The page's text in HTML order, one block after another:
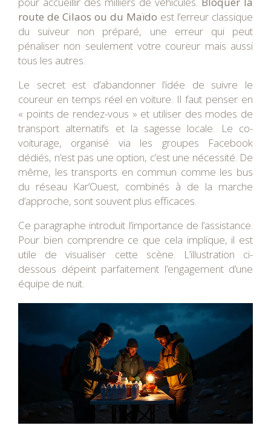
route de Cilaos ou du Maïdo est l’erreur classique
du suiveur non préparé, une erreur qui peut
pénaliser non seulement votre coureur mais aussi
tous les autres.
Le secret est d’abandonner l’idée de suivre le
coureur en temps réel en voiture. Il faut penser en
« points de rendez-vous » et utiliser des modes de
transport alternatifs et la sagesse locale. Le co-
voiturage, organisé via les groupes Facebook
dédiés, n’est pas une option, c’est une nécessité. De
même, les transports en commun comme les bus
du réseau Kar’Ouest, combinés à de la marche
d’approche, sont souvent plus efficaces.
Ce paragraphe introduit l’importance de l’assistance.
Pour bien comprendre ce que cela implique, il est
utile de visualiser cette scène. L’illustration ci-
dessous dépeint parfaitement l’engagement d’une
équipe de nuit.